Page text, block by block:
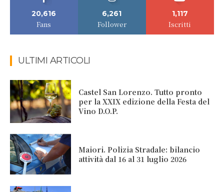
20,616
Fans
6,261
Follower
1,117
Iscritti
ULTIMI ARTICOLI
Castel San Lorenzo. Tutto pronto
per la XXIX edizione della Festa del
Vino D.O.P.
Maiori. Polizia Stradale: bilancio
attività dal 16 al 31 luglio 2026